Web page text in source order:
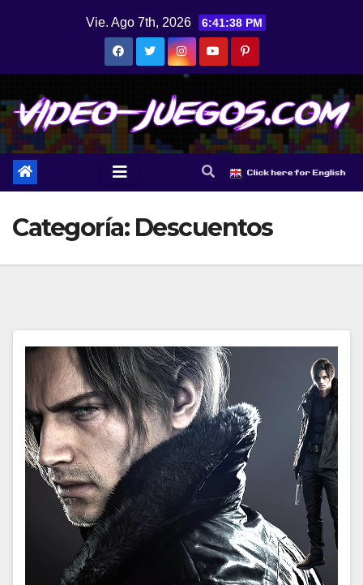
Vie. Ago 7th, 2026 6:41:38 PM
Categoría: Descuentos